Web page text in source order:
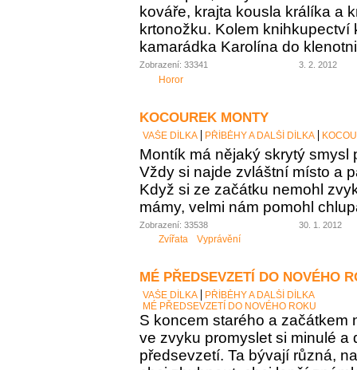
kováře, krajta kousla králíka a
krtonožku. Kolem knihkupectví
kamarádka Karolína do
Zobrazení: 33341 3. 2. 2012
Horor
KOCOUREK MONTY
VAŠE DÍLKA PŘÍBĚHY A DALŠÍ DÍLKA
Montík má nějaký skrytý smysl
Vždy si najde zvláštní místo a
Když si ze začátku nemohl
mámy, velmi nám pomohl
Zobrazení: 33538 30. 1. 2012
Zvířata Vyprávění
MÉ PŘEDSEVZETÍ DO NOVÉHO
VAŠE DÍLKA
PŘÍBĚHY A DALŠÍ DÍLKA
MÉ PŘEDSEVZETÍ DO NOVÉHO ROKU
S koncem starého a začátkem
ve zvyku promyslet si minulé a
předsevzetí. Ta bývají různá,